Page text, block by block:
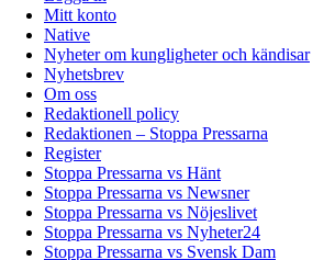
Mitt konto
Native
Nyheter om kungligheter och kändisar
Nyhetsbrev
Om oss
Redaktionell policy
Redaktionen – Stoppa Pressarna
Register
Stoppa Pressarna vs Hänt
Stoppa Pressarna vs Newsner
Stoppa Pressarna vs Nöjeslivet
Stoppa Pressarna vs Nyheter24
Stoppa Pressarna vs Svensk Dam